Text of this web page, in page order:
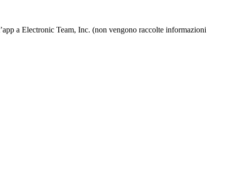
a Electronic Team, Inc. (non vengono raccolte informazioni